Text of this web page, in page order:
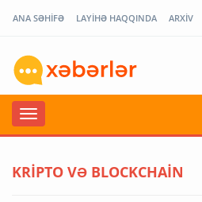
ANA SƏHİFƏ LAYİHƏ HAQQINDA ARXİV
KRİPTO VƏ BLOCKCHAİN